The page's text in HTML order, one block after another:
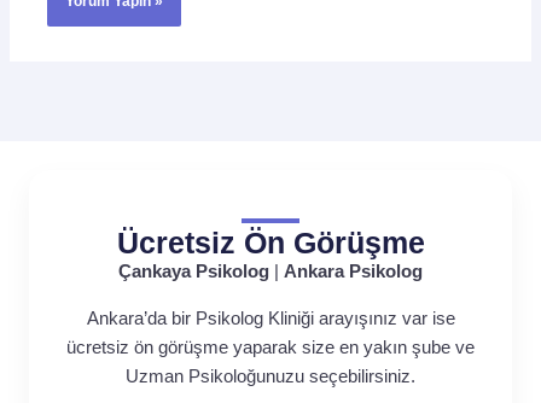
Ücretsiz Ön Görüşme
Çankaya Psikolog Ankara Psikolog
Ankara’da bir Psikolog Kliniği arayışınız var ise
ücretsiz ön görüşme yaparak size en yakın şube ve
Uzman Psikoloğunuzu seçebilirsiniz.